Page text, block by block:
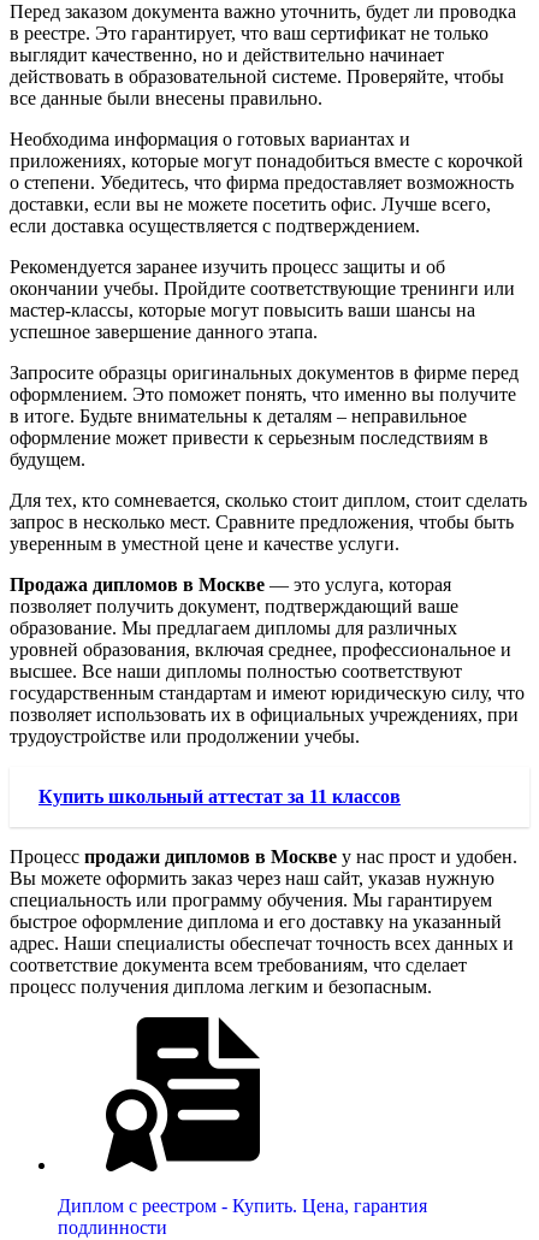
Перед заказом документа важно уточнить, будет ли проводка
в реестре. Это гарантирует, что ваш сертификат не только
выглядит качественно, но и действительно начинает
действовать в образовательной системе. Проверяйте, чтобы
все данные были внесены правильно.
Необходима информация о готовых вариантах и
приложениях, которые могут понадобиться вместе с корочкой
о степени. Убедитесь, что фирма предоставляет возможность
доставки, если вы не можете посетить офис. Лучше всего,
если доставка осуществляется с подтверждением.
Рекомендуется заранее изучить процесс защиты и об
окончании учебы. Пройдите соответствующие тренинги или
мастер-классы, которые могут повысить ваши шансы на
успешное завершение данного этапа.
Запросите образцы оригинальных документов в фирме перед
оформлением. Это поможет понять, что именно вы получите
в итоге. Будьте внимательны к деталям – неправильное
оформление может привести к серьезным последствиям в
будущем.
Для тех, кто сомневается, сколько стоит диплом, стоит сделать
запрос в несколько мест. Сравните предложения, чтобы быть
уверенным в уместной цене и качестве услуги.
Продажа дипломов в Москве — это услуга, которая
позволяет получить документ, подтверждающий ваше
образование. Мы предлагаем дипломы для различных
уровней образования, включая среднее, профессиональное и
высшее. Все наши дипломы полностью соответствуют
государственным стандартам и имеют юридическую силу, что
позволяет использовать их в официальных учреждениях, при
трудоустройстве или продолжении учебы.
Купить школьный аттестат за 11 классов
Процесс продажи дипломов в Москве у нас прост и удобен.
Вы можете оформить заказ через наш сайт, указав нужную
специальность или программу обучения. Мы гарантируем
быстрое оформление диплома и его доставку на указанный
адрес. Наши специалисты обеспечат точность всех данных и
соответствие документа всем требованиям, что сделает
процесс получения диплома легким и безопасным.
Диплом с реестром - Купить. Цена, гарантия
подлинности